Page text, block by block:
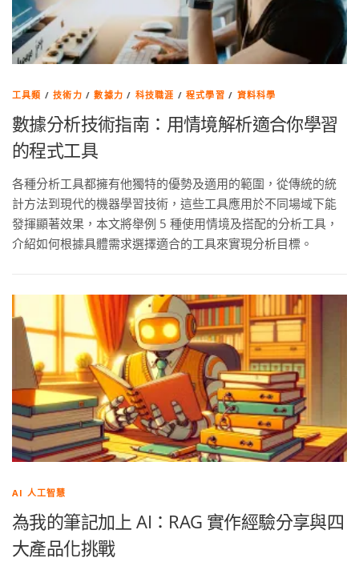
工具類 /技術力 /數據力 / 科技職涯 /程式學習 / 資料科學
數據分析技術指南：用情境解析適合你學習
的程式工具
各種分析工具都擁有他獨特的優勢及適用的範圍，從傳統的統
計方法到現代的機器學習技術，這些工具應用於不同場域下能
發揮顯著效果，本文將舉例 5 種使用情境及搭配的分析工具，
介紹如何根據具體需求選擇適合的工具來實現分析目標。
AI 人工智慧
為我的筆記加上 AI：RAG 實作經驗分享與四
大產品化挑戰